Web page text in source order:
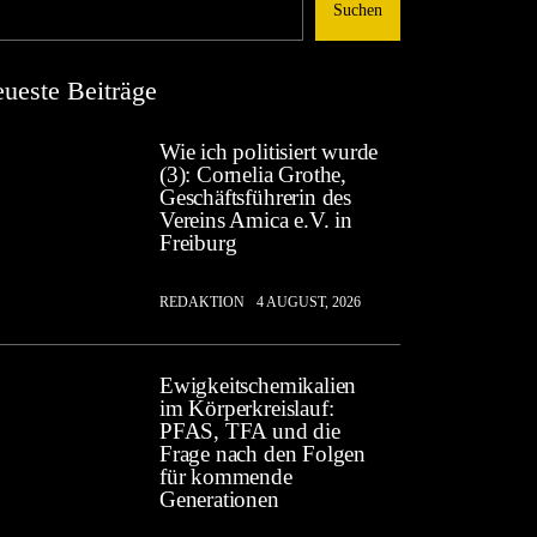
Suchen
Beiträge
Wie ich politisiert wurde
(3): Cornelia Grothe,
Geschäftsführerin des
Vereins Amica e.V. in
Freiburg
REDAKTION 4 AUGUST, 2026
Ewigkeitschemikalien
im Körperkreislauf:
PFAS, TFA und die
Frage nach den Folgen
für kommende
Generationen